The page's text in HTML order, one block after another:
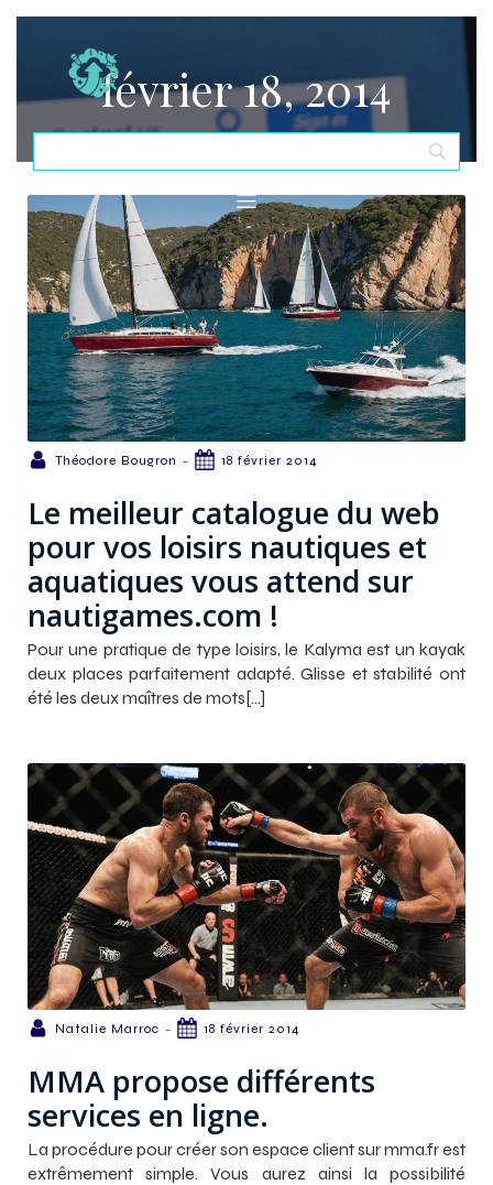
février 18, 2014
Théodore Bougron - 18 février 2014
Le meilleur catalogue du web
pour vos loisirs nautiques et
aquatiques vous attend sur
nautigames.com !
Pour une pratique de type loisirs, le Kalyma est un kayak
deux places parfaitement adapté. Glisse et stabilité ont
été les deux maîtres de mots[…]
Natalie Marroc - 18 février 2014
MMA propose différents
services en ligne.
La procédure pour créer son espace client sur mma.fr est
extrêmement simple. Vous aurez ainsi la possibilité